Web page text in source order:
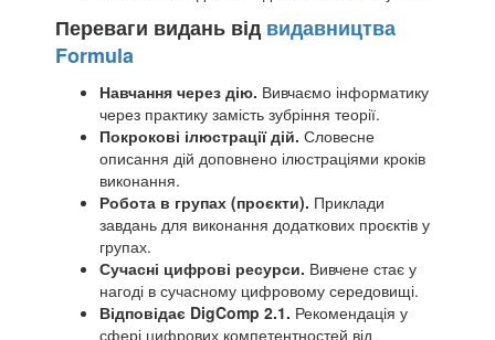
Переваги видань від видавництва
Formula
Навчання через дію. Вивчаємо інформатику
через практику замість зубріння теорії.
Покрокові ілюстрації дій. Словесне
описання дій доповнено ілюстраціями кроків
виконання.
Робота в групах (проєкти). Приклади
завдань для виконання додаткових проєктів у
групах.
Сучасні цифрові ресурси. Вивчене стає у
нагоді в сучасному цифровому середовищі.
Відповідає DigComp 2.1. Рекомендація у
сфері цифрових компетентностей від